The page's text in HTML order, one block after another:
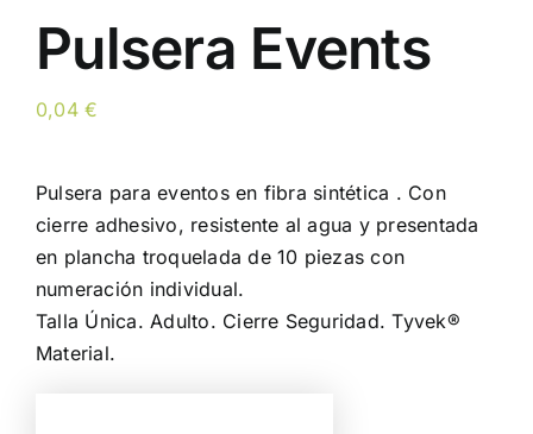
Pulsera Events
0,04€
Pulsera para eventos en fibra sintética . Con
cierre adhesivo, resistente al agua y presentada
en plancha troquelada de 10 piezas con
numeración individual.
Talla Única. Adulto. Cierre Seguridad. Tyvek®
Material.